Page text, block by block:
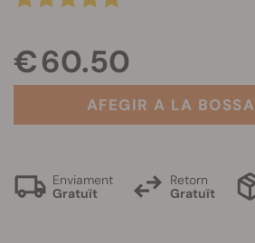
€ 60.50
AFEGIR A LA BOSSA
Enviament
Gratuït
Retorn
Gratuït